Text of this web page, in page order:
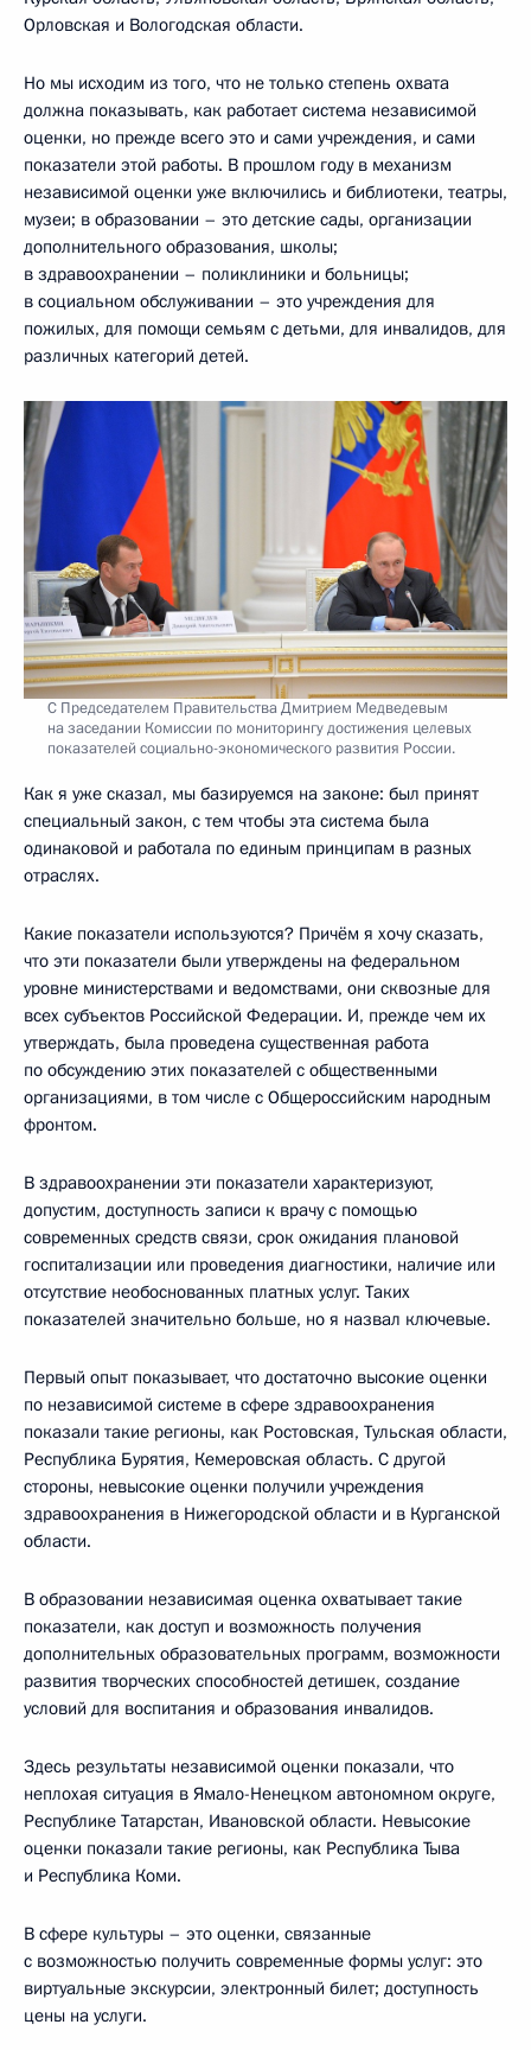
Орловская и Вологодская области.
Но мы исходим из того, что не только степень охвата
должна показывать, как работает система независимой
оценки, но прежде всего это и сами учреждения, и сами
показатели этой работы. В прошлом году в механизм
независимой оценки уже включились и библиотеки, театры,
музеи; в образовании – это детские сады, организации
дополнительного образования, школы;
в здравоохранении – поликлиники и больницы;
в социальном обслуживании – это учреждения для
пожилых, для помощи семьям с детьми, для инвалидов, для
различных категорий детей.
С Председателем Правительства Дмитрием Медведевым
на заседании Комиссии по мониторингу достижения целевых
показателей социально-экономического развития России.
Как я уже сказал, мы базируемся на законе: был принят
специальный закон, с тем чтобы эта система была
одинаковой и работала по единым принципам в разных
отраслях.
Какие показатели используются? Причём я хочу сказать,
что эти показатели были утверждены на федеральном
уровне министерствами и ведомствами, они сквозные для
всех субъектов Российской Федерации. И, прежде чем их
утверждать, была проведена существенная работа
по обсуждению этих показателей с общественными
организациями, в том числе с Общероссийским народным
фронтом.
В здравоохранении эти показатели характеризуют,
допустим, доступность записи к врачу с помощью
современных средств связи, срок ожидания плановой
госпитализации или проведения диагностики, наличие или
отсутствие необоснованных платных услуг. Таких
показателей значительно больше, но я назвал ключевые.
Первый опыт показывает, что достаточно высокие оценки
по независимой системе в сфере здравоохранения
показали такие регионы, как Ростовская, Тульская области,
Республика Бурятия, Кемеровская область. С другой
стороны, невысокие оценки получили учреждения
здравоохранения в Нижегородской области и в Курганской
области.
В образовании независимая оценка охватывает такие
показатели, как доступ и возможность получения
дополнительных образовательных программ, возможности
развития творческих способностей детишек, создание
условий для воспитания и образования инвалидов.
Здесь результаты независимой оценки показали, что
неплохая ситуация в Ямало-Ненецком автономном округе,
Республике Татарстан, Ивановской области. Невысокие
оценки показали такие регионы, как Республика Тыва
и Республика Коми.
В сфере культуры – это оценки, связанные
с возможностью получить современные формы услуг: это
виртуальные экскурсии, электронный билет; доступность
цены на услуги.